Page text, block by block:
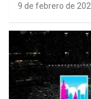
9 de febrero de